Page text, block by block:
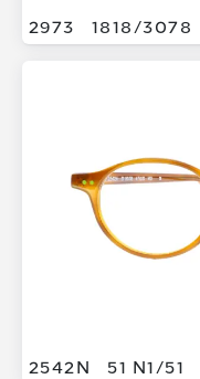
2973 1818/3078
2542N 51 N1/51